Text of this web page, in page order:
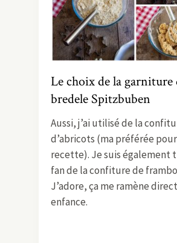
Le choix de la garniture
bredele Spitzbuben
Aussi, j’ai utilisé de la
d’abricots (ma préférée
recette). Je suis également
fan de la confiture de
J’adore, ça me ramène
enfance.